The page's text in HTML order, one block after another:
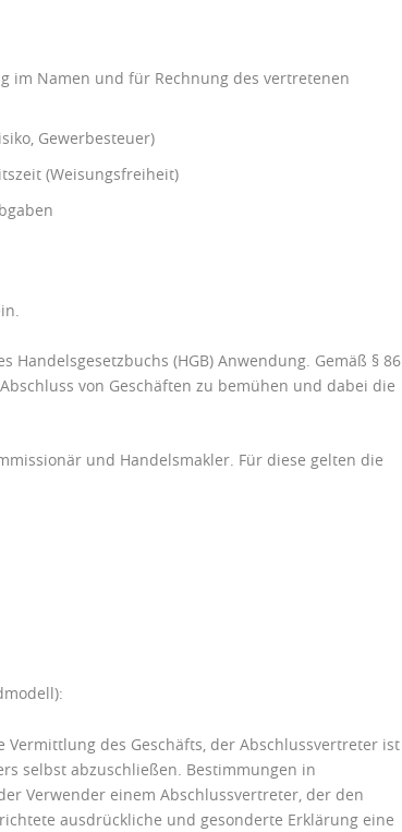
im Namen und für Rechnung des vertretenen
Gewerbesteuer)
(Weisungsfreiheit)
(HGB) Anwendung. Gemäß § 86
von Geschäften zu bemühen und dabei die
und Handelsmakler. Für diese gelten die
des Geschäfts, der Abschlussvertreter ist
selbst abzuschließen. Bestimmungen in
Verwender einem Abschlussvertreter, der den
ausdrückliche und gesonderte Erklärung eine